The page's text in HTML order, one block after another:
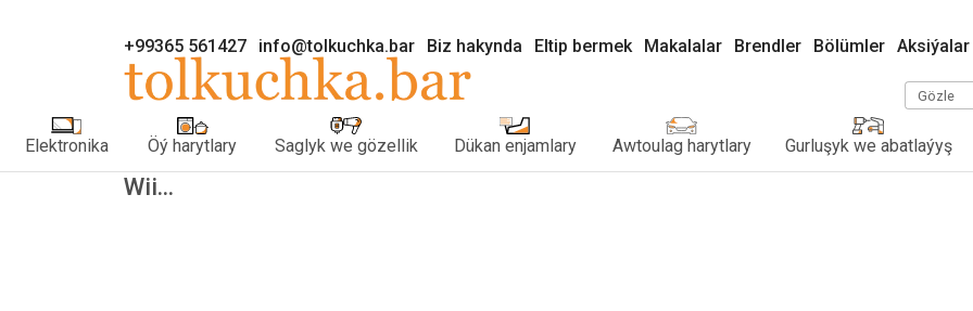
+99365 561427 info@tolkuchka.bar Biz hakynda Eltip bermek Makalalar Brendler Bölümler Aksiýalar
Gözle
Elektronika Öý harytlary Saglyk we gözellik Dükan enjamlary Awtoulag harytlary Gurluşyk we abatlaýyş
Wii...